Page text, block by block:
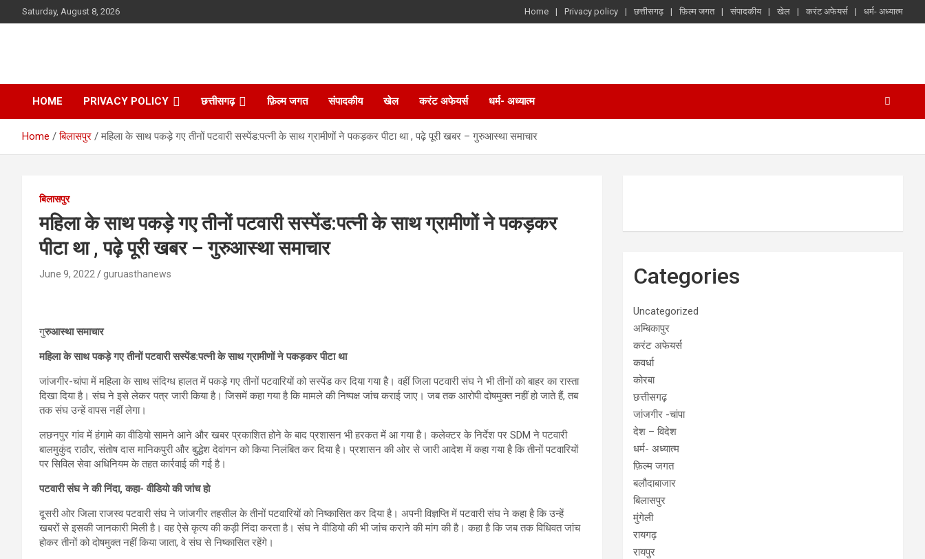
to
Saturday, August 8, 2026 Home Privacy policy छत्तीसगढ़ फ़िल्म जगत संपादकीय खेल करंट अफेयर्स धर्म- अध्यात्म
HOME PRIVACY POLICY छत्तीसगढ़ फ़िल्म जगत संपादकीय खेल करंट अफेयर्स धर्म- अध्यात्म
Home बिलासपुर महिला के साथ पकड़े गए तीनों पटवारी सस्पेंड:पत्नी के साथ ग्रामीणों ने पकड़कर पीटा था , पढ़े पूरी खबर – गुरुआस्था समाचार
बिलासपुर
महिला के साथ पकड़े गए तीनों पटवारी सस्पेंड:पत्नी के साथ ग्रामीणों ने पकड़कर
पीटा था , पढ़े पूरी खबर – गुरुआस्था समाचार
June 9, 2022 guruasthanews
गुरुआस्था समाचार
महिला के साथ पकड़े गए तीनों पटवारी सस्पेंड:पत्नी के साथ ग्रामीणों ने पकड़कर पीटा था
जांजगीर-चांपा में महिला के साथ संदिग्ध हालत में पकड़े गए तीनों पटवारियों को सस्पेंड कर दिया गया है। वहीं जिला पटवारी संघ ने भी तीनों को बाहर का रास्ता
दिखा दिया है। संघ ने इसे लेकर पत्र जारी किया है। जिसमें कहा गया है कि मामले की निष्पक्ष जांच कराई जाए। जब तक आरोपी दोषमुक्त नहीं हो जाते हैं, तब
तक संघ उन्हें वापस नहीं लेगा।
लछनपुर गांव में हंगामे का वीडियो सामने आने और खबर प्रकाशित होने के बाद प्रशासन भी हरकत में आ गया है। कलेक्टर के निर्देश पर SDM ने पटवारी
बालमुकुंद राठौर, संतोष दास मानिकपुरी और बुद्धेश देवांगन को किया निलंबित कर दिया है। प्रशासन की ओर से जारी आदेश में कहा गया है कि तीनों पटवारियों
पर सिविल सेवा अधिनियम के तहत कार्रवाई की गई है।
पटवारी संघ ने की निंदा, कहा- वीडियो की जांच हो
दूसरी ओर जिला राजस्व पटवारी संघ ने जांजगीर तहसील के तीनों पटवारियों को निष्कासित कर दिया है। अपनी विज्ञप्ति में पटवारी संघ ने कहा है कि उन्हें
खबरों से इसकी जानकारी मिली है। वह ऐसे कृत्य की कड़ी निंदा करता है। संघ ने वीडियो की भी जांच कराने की मांग की है। कहा है कि जब तक विधिवत जांच
होकर तीनों को दोषमुक्त नहीं किया जाता, वे संघ से निष्कासित रहेंगे।
Categories
Uncategorized
अम्बिकापुर
करंट अफेयर्स
कवर्धा
कोरबा
छत्तीसगढ़
जांजगीर -चांपा
देश – विदेश
धर्म- अध्यात्म
फ़िल्म जगत
बलौदाबाजार
बिलासपुर
मुंगेली
रायगढ़
रायपुर